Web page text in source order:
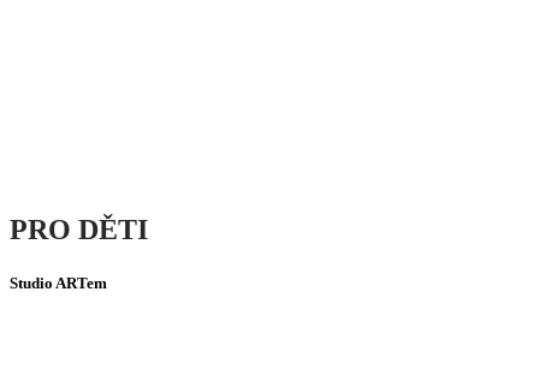
PRO DĚTI
Studio ARTem